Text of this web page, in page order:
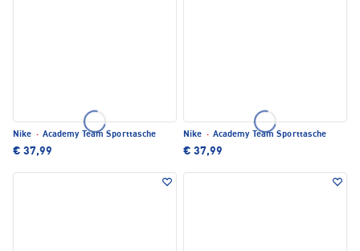
Nike · Academy Team Sporttasche
€ 37,99
Nike · Academy Team Sporttasche
€ 37,99